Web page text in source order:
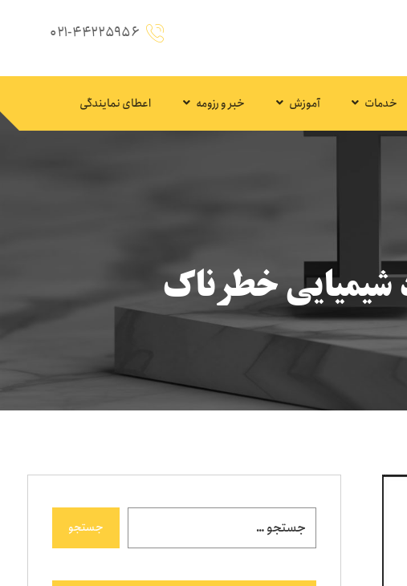
۰۲۱-۴۴۲۲۵۹۵۶
خدمات آموزش خبر و رزومه اعطای نمایندگی
جستجو